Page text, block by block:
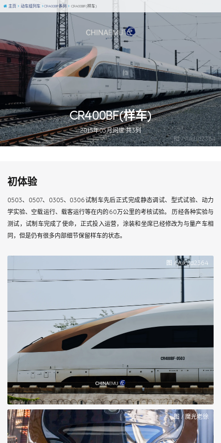
图 / Aiklld2364
CR400BF(样车)
2015年05月问世 共3列
主页 动车组列车 CR400BF系列 CR400BF(样车)
初体验
0503、0507、0305、0306试制车先后正式完成静态调试、型式试验、动力
学实验、空载运行、载客运行等在内的60万公里的考核试验。 历经各种实验与
测试，试制车完成了使命，正式投入运营，涂装和坐席已经修改为与量产车相
同，但是仍有很多内部细节保留样车的状态。
图 / Aiklld2364
图 / 魔光老徐